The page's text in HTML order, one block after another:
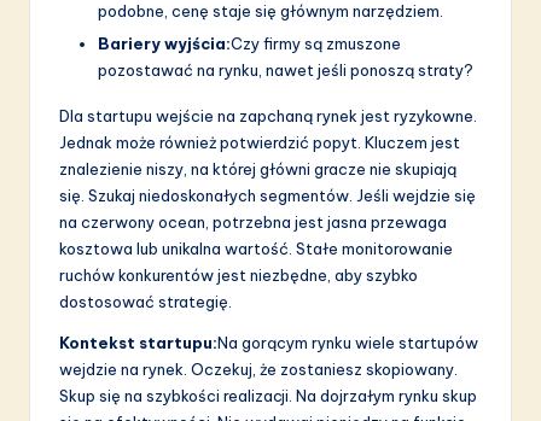
podobne, cenę staje się głównym narzędziem.
Bariery wyjścia:Czy firmy są zmuszone
pozostawać na rynku, nawet jeśli ponoszą straty?
Dla startupu wejście na zapchaną rynek jest ryzykowne.
Jednak może również potwierdzić popyt. Kluczem jest
znalezienie niszy, na której główni gracze nie skupiają
się. Szukaj niedoskonałych segmentów. Jeśli wejdzie się
na czerwony ocean, potrzebna jest jasna przewaga
kosztowa lub unikalna wartość. Stałe monitorowanie
ruchów konkurentów jest niezbędne, aby szybko
dostosować strategię.
Kontekst startupu:Na gorącym rynku wiele startupów
wejdzie na rynek. Oczekuj, że zostaniesz skopiowany.
Skup się na szybkości realizacji. Na dojrzałym rynku skup